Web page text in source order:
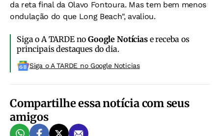
da reta final da Olavo Fontoura. Mas tem bem menos
ondulação do que Long Beach", avaliou.
Siga o A TARDE noGoogle Notíciase receba os
principais destaques do dia.
Siga o A TARDE no Google Noticias
Compartilhe essa notícia com seus
amigos